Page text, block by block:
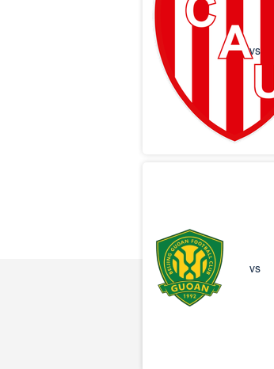
vs
北京国安
vs